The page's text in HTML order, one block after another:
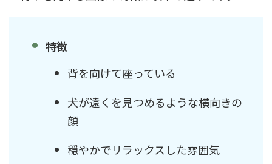
特徴
背を向けて座っている
犬が遠くを見つめるような横向きの
顔
穏やかでリラックスした雰囲気